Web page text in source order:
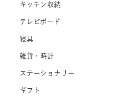
キッチン収納
テレビボード
寝具
雑貨・時計
ステーショナリー
ギフト